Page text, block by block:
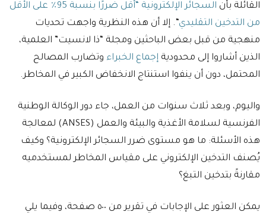
القائلة بأن
السجائر الإلكترونية “أقل ضررًا بنسبة 95٪ على الأقل
من التدخين التقليدي“. إلا أن هذه النظرية واجهت تحديات
منهجية من قبل بعض الباحثين ومجلة “ذا لانسيت” العلمية،
الذين أشاروا إلى محدودية إجماع الخبراء وتضارب المصالح
المحتمل، دون أن ينفوا استنتاج الانخفاض الكبير في المخاطر.
واليوم، وبعد ثلاث سنوات من العمل، جاء دور الوكالة الوطنية
الفرنسية لسلامة الأغذية والبيئة والعمل (ANSES) لمعالجة
هذه الأسئلة: ما هو مستوى ضرر السجائر الإلكترونية؟ وكيف
يُصنف التدخين الإلكتروني على مقياس المخاطر لمستخدميه
مقارنةً بتدخين التبغ؟
يمكن العثور على الإجابات في تقرير من ٥٠٠ صفحة، وفيما يلي